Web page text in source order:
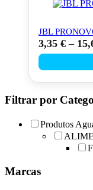
JBL
3,35 € –
This
product
has
multiple
The
options
may
be
chosen
product
Filtrar por
Produtos
Marcas